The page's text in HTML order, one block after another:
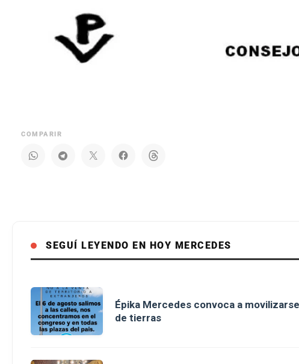
COMPARIR
SEGUÍ LEYENDO EN HOY MERCEDES
Épika Mercedes convoca a
de tierras